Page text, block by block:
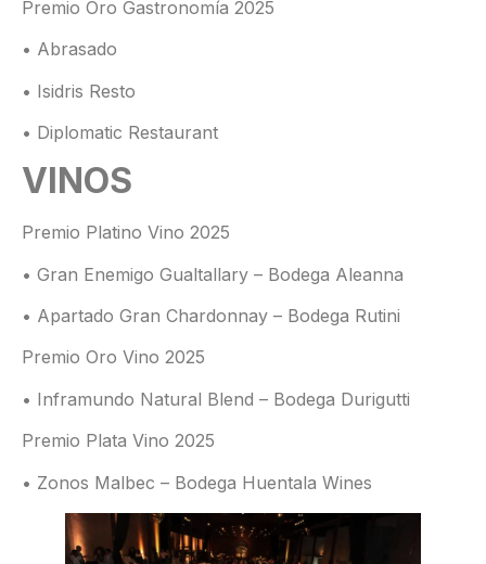
Premio Oro Gastronomía 2025
• Abrasado
• Isidris Resto
• Diplomatic Restaurant
VINOS
Premio Platino Vino 2025
• Gran Enemigo Gualtallary – Bodega Aleanna
• Apartado Gran Chardonnay – Bodega Rutini
Premio Oro Vino 2025
• Inframundo Natural Blend – Bodega Durigutti
Premio Plata Vino 2025
• Zonos Malbec – Bodega Huentala Wines